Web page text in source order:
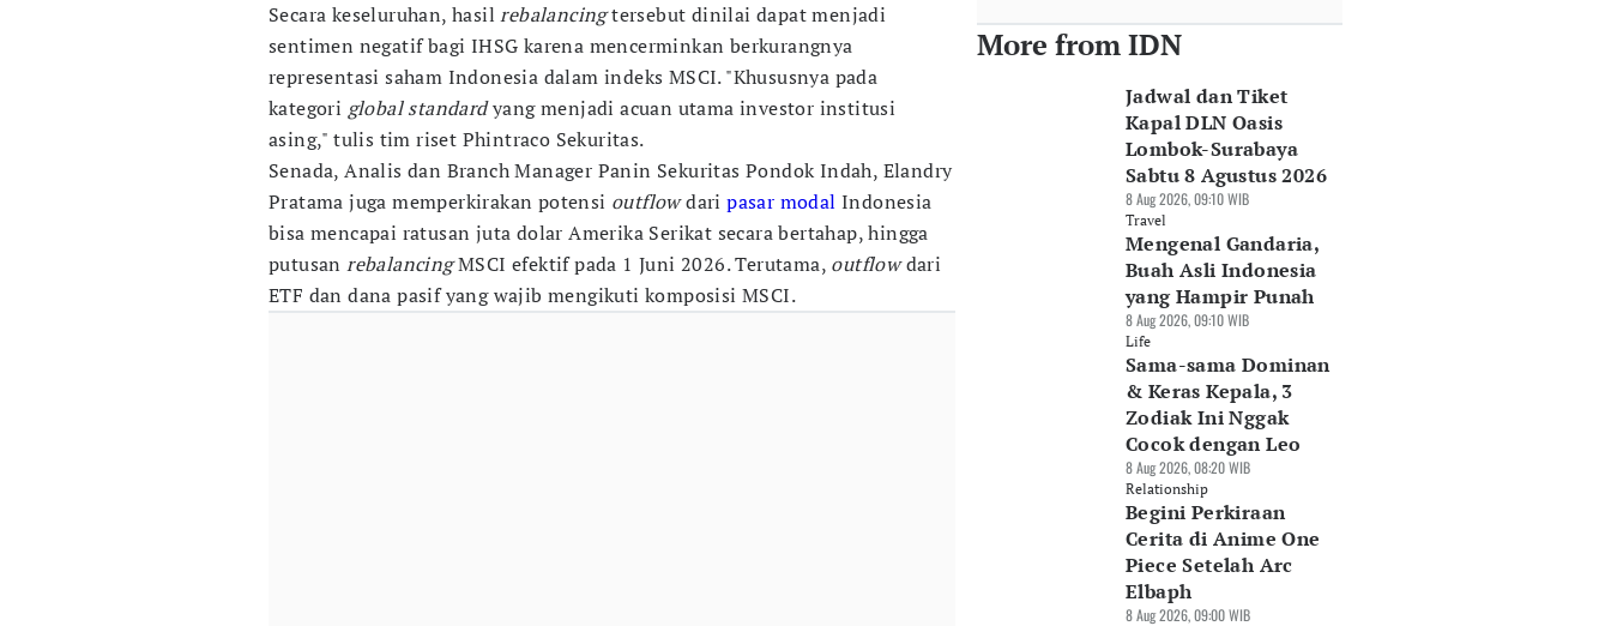
Secara keseluruhan, hasilrebalancingtersebut dinilai dapat menjadi
sentimen negatif bagi IHSG karena mencerminkan berkurangnya
representasi saham Indonesia dalam indeks MSCI. "Khususnya pada
kategori global standardyang menjadi acuan utama investor institusi
asing," tulis tim riset Phintraco Sekuritas.
Senada, Analis dan Branch Manager Panin Sekuritas Pondok Indah, Elandry
Pratama juga memperkirakan potensi outflowdaripasar modal Indonesia
bisa mencapai ratusan juta dolar Amerika Serikat secara bertahap, hingga
putusanrebalancingMSCI efektif pada 1 Juni 2026. Terutama, outflowdari
ETF dan dana pasif yang wajib mengikuti komposisi MSCI.
More from IDN
Jadwal dan Tiket
Kapal DLN Oasis
Lombok-Surabaya
Sabtu 8 Agustus 2026
8 Aug 2026, 09:10 WIB
Travel
Mengenal Gandaria,
Buah Asli Indonesia
yang Hampir Punah
8 Aug 2026, 09:10 WIB
Life
Sama-sama Dominan
& Keras Kepala, 3
Zodiak Ini Nggak
Cocok dengan Leo
8 Aug 2026, 08:20 WIB
Relationship
Begini Perkiraan
Cerita di Anime One
Piece Setelah Arc
Elbaph
8 Aug 2026, 09:00 WIB